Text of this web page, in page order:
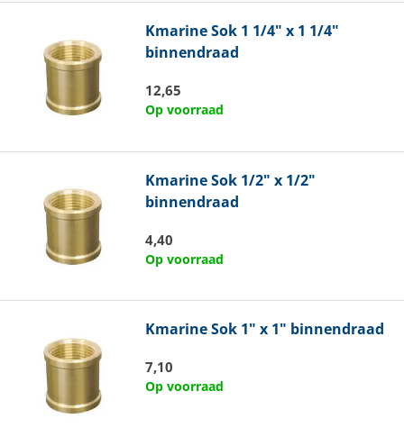
KmarineSok 1 1/4" x 1 1/4"
binnendraad
12,65
Op voorraad
KmarineSok 1/2" x 1/2"
binnendraad
4,40
Op voorraad
KmarineSok 1" x 1" binnendraad
7,10
Op voorraad